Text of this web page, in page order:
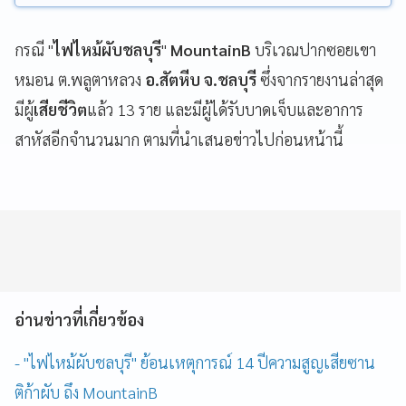
กรณี "ไฟไหม้ผับชลบุรี" MountainB บริเวณปากซอยเขา
หมอน ต.พลูตาหลวง อ.สัตหีบ จ.ชลบุรีซึ่งจากรายงานล่าสุด
มีผู้เสียชีวิตแล้ว 13 ราย และมีผู้ได้รับบาดเจ็บและอาการ
สาหัสอีกจำนวนมาก ตามที่นำเสนอข่าวไปก่อนหน้านี้
อ่านข่าวที่เกี่ยวข้อง
- "ไฟไหม้ผับชลบุรี" ย้อนเหตุการณ์ 14 ปีความสูญเสียซาน
ติก้าผับ ถึง MountainB